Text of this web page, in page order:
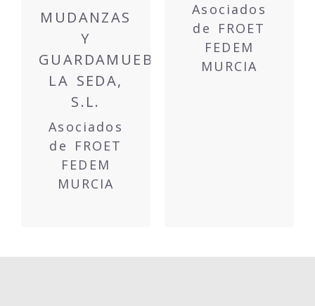
MUDANZAS
Y
GUARDAMUEBLES
LA SEDA,
S.L.
Asociados
de FROET
FEDEM
MURCIA
Asociados
de FROET
FEDEM
MURCIA